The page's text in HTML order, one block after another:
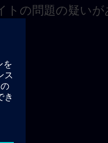
トの問題の疑いが